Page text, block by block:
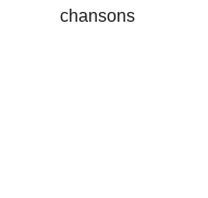
chansons